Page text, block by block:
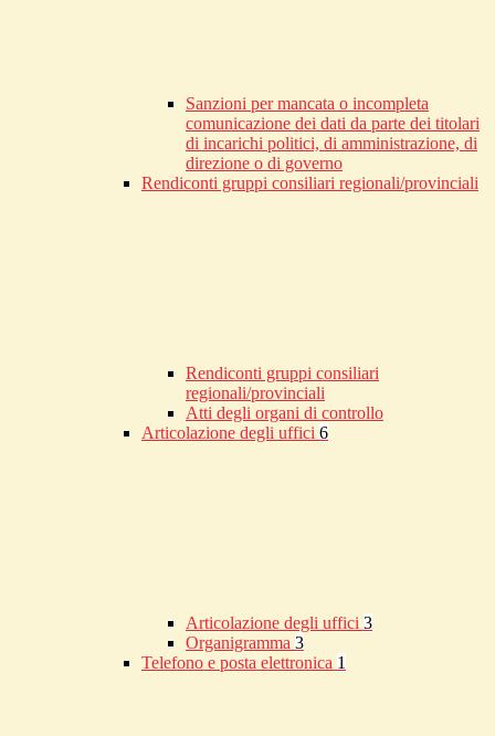
Sanzioni per mancata o incompleta
comunicazione dei dati da parte dei titolari
di incarichi politici, di amministrazione, di
direzione o di governo
Rendiconti gruppi consiliari regionali/provinciali
Rendiconti gruppi consiliari
regionali/provinciali
Atti degli organi di controllo
Articolazione degli uffici 6
Articolazione degli uffici 3
Organigramma 3
Telefono e posta elettronica 1